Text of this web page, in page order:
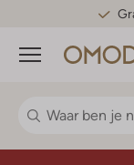
Menu